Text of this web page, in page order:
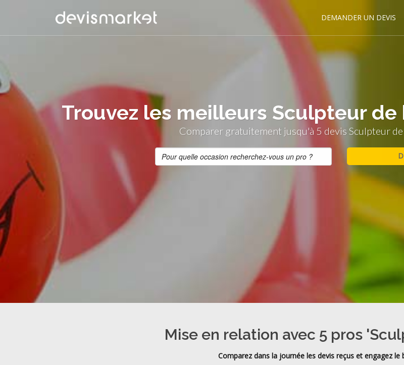
DEMANDER UN DEVIS
Trouvez les meilleurs Sculpteur
Comparer gratuitement jusqu'à 5 devis Sculpteur
Mise en relation avec 5 pros
Comparez dans la journée les devis reçus et engagez le